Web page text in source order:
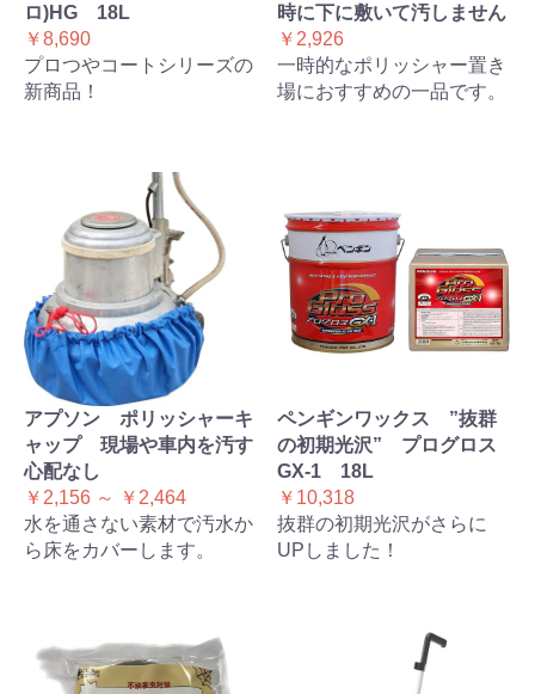
ロ)HG 18L
￥8,690
プロつやコートシリーズの
新商品！
時に下に敷いて汚しません
￥2,926
一時的なポリッシャー置き
場におすすめの一品です。
アプソン ポリッシャーキ
ャップ 現場や車内を汚す
心配なし
￥2,156 ～ ￥2,464
水を通さない素材で汚水か
ら床をカバーします。
ペンギンワックス ”抜群
の初期光沢” プログロス
GX-1 18L
￥10,318
抜群の初期光沢がさらに
UPしました！